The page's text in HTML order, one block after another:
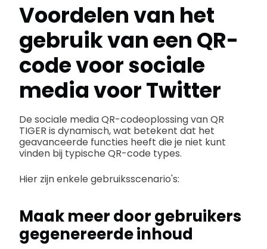
Voordelen van het
gebruik van een QR-
code voor sociale
media voor Twitter
De sociale media QR-codeoplossing van QR
TIGER is dynamisch, wat betekent dat het
geavanceerde functies heeft die je niet kunt
vinden bij typische QR-code types.
Hier zijn enkele gebruiksscenario's:
Maak meer door gebruikers
gegenereerde inhoud